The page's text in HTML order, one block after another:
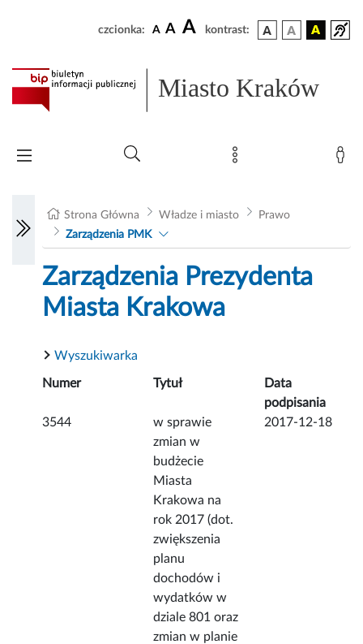
czcionka: A A A kontrast:
Miasto Kraków
Strona Główna Władze i miasto
Prawo
Zarządzenia PMK
Zarządzenia Prezydenta
Miasta Krakowa
Wyszukiwarka
Numer Tytuł
Data
podpisania
3544
w sprawie
zmian w
budżecie
Miasta
Krakowa na
rok 2017 (dot.
zwiększenia
planu
dochodów i
wydatków w
dziale 801 oraz
zmian w planie
2017-12-18